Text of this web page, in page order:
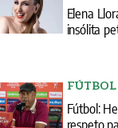
Elena
insólita
FÚTBOL
Fútbol:
respeto